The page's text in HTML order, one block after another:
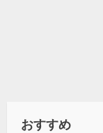
おすすめ